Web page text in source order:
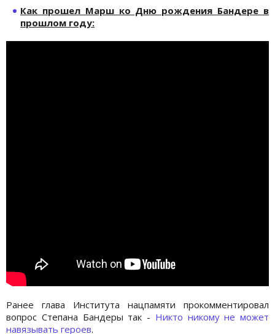
Как прошел Марш ко Дню рождения Бандере в
прошлом году:
Ранее глава Института нацпамяти прокомментировал
вопрос Степана Бандеры так - Никто никому не может
навязывать героев.